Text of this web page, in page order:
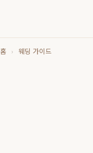
홈 › 웨딩 가이드